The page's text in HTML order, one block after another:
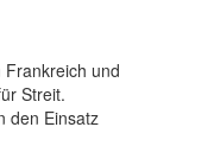
und
Streit.
den Einsatz